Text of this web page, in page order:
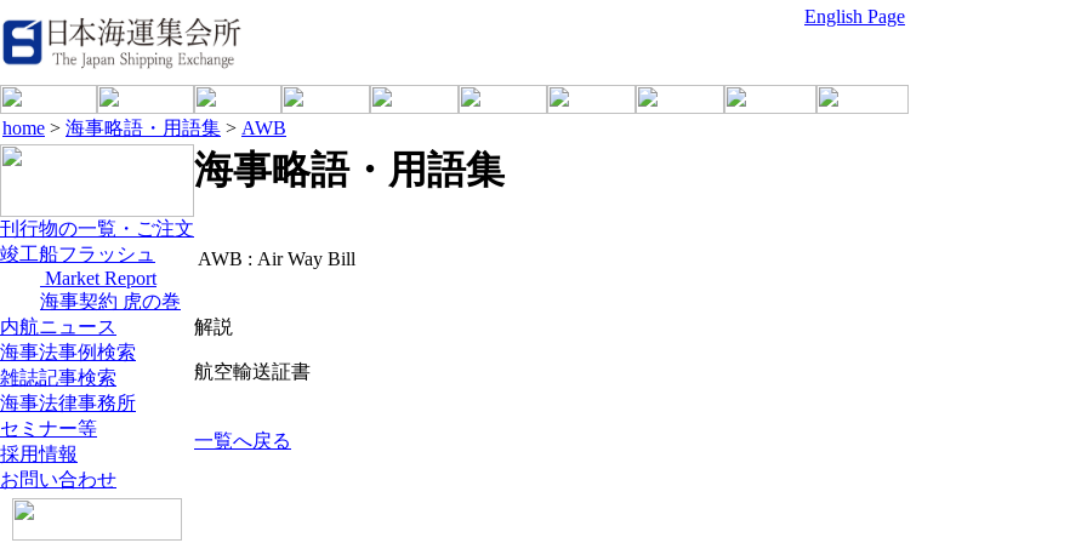
English Page
home > 海事略語・用語集 > AWB
刊行物の一覧・ご注文
竣工船フラッシュ
Market Report
海事契約 虎の巻
内航ニュース
海事法事例検索
雑誌記事検索
海事法律事務所
セミナー等
採用情報
お問い合わせ
海事略語・用語集
AWB : Air Way Bill
解説
航空輸送証書
一覧へ戻る